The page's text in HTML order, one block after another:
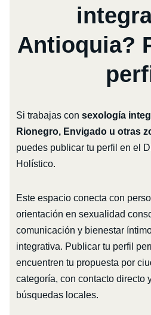
Antioquia?
Si trabajas con sexología
Rionegro, Envigado u otras
puedes publicar tu perfil en el
Holístico.
Este espacio conecta con
orientación en sexualidad
comunicación y bienestar
integrativa. Publicar tu perfil
encuentren tu propuesta por
categoría, con contacto directo
búsquedas locales.